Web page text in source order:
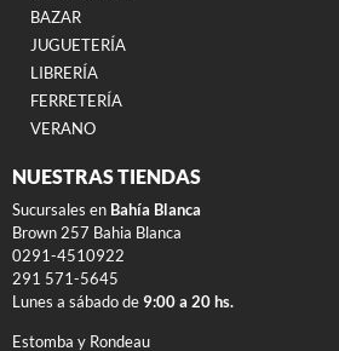
BAZAR
JUGUETERÍA
LIBRERÍA
FERRETERÍA
VERANO
NUESTRAS TIENDAS
Sucursales en Bahía Blanca
Brown 257 Bahia Blanca
0291-4510922
291 571-5645
Lunes a sábado de 9:00 a 20 hs.
Estomba y Rondeau